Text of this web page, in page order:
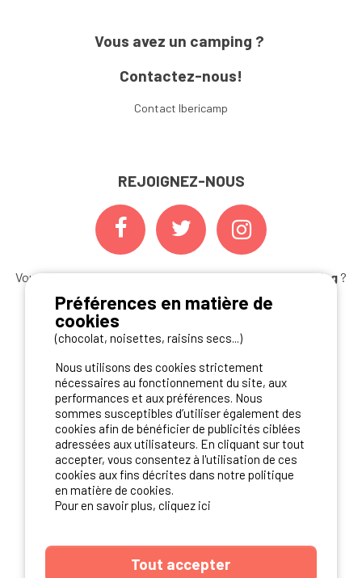
Vous avez un camping ?
Contactez-nous!
Contact Ibericamp
REJOIGNEZ-NOUS
Vous souhaitez bénéficier desmeilleures offres camping ?
Abonnez-vous à la newsletter dès aujourd'hui
NOS PARTENAIRES
Préférences en matière de
cookies
(chocolat, noisettes, raisins secs...)
Nous utilisons des cookies strictement
nécessaires au fonctionnement du site, aux
performances et aux préférences. Nous
sommes susceptibles d’utiliser également des
cookies afin de bénéficier de publicités ciblées
adressées aux utilisateurs. En cliquant sur tout
accepter, vous consentez à l'utilisation de ces
cookies aux fins décrites dans notre politique
en matière de cookies.
Pour en savoir plus, cliquez ici
Tout accepter